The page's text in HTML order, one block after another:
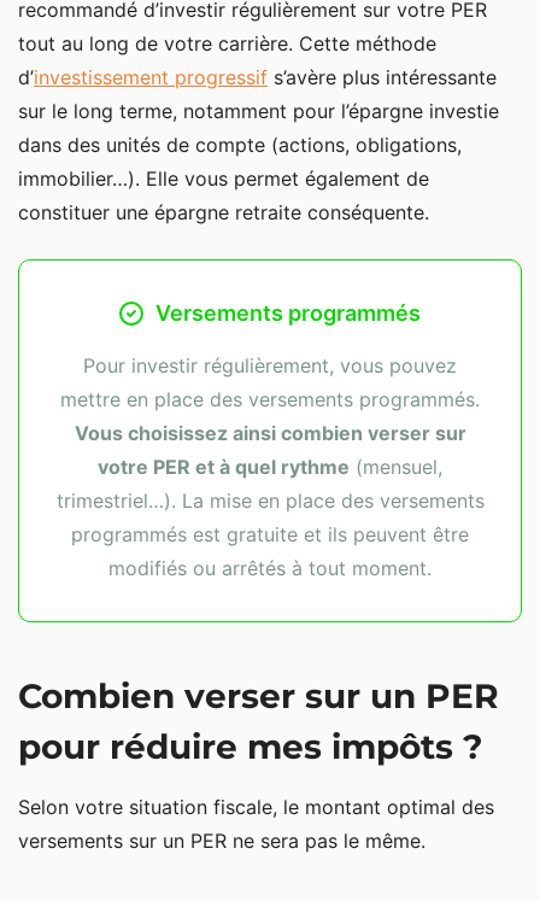
recommandé d’investir régulièrement sur votre PER
tout au long de votre carrière. Cette méthode
d’investissement progressif s’avère plus intéressante
sur le long terme, notamment pour l’épargne investie
dans des unités de compte (actions, obligations,
immobilier…). Elle vous permet également de
constituer une épargne retraite conséquente.
Versements programmés
Pour investir régulièrement, vous pouvez
mettre en place des versements programmés.
Vous choisissez ainsi combien verser sur
votre PER et à quel rythme (mensuel,
trimestriel…). La mise en place des versements
programmés est gratuite et ils peuvent être
modifiés ou arrêtés à tout moment.
Combien verser sur un PER
pour réduire mes impôts ?
Selon votre situation fiscale, le montant optimal des
versements sur un PER ne sera pas le même.